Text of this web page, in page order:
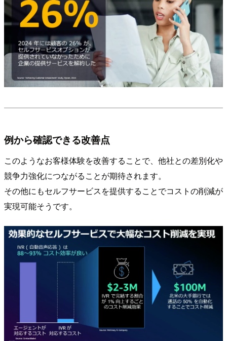
例から確認できる改善点
このようなお客様体験を改善することで、他社との差別化や
競争力強化につながることが期待されます。
その他にもセルフサービスを提供することでコストの削減が
実現可能そうです。